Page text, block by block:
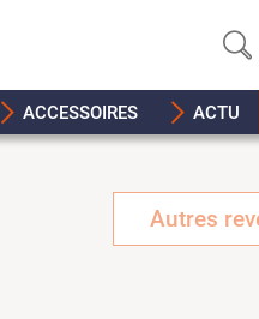
ACCESSOIRES ACTU
Autres